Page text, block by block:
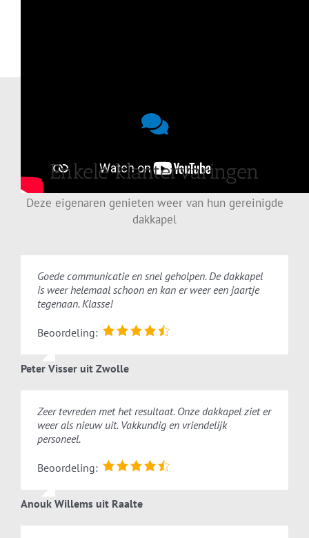
Enkele klantervaringen
Deze eigenaren genieten weer van hun gereinigde
dakkapel
Goede communicatie en snel geholpen. De dakkapel
is weer helemaal schoon en kan er weer een jaartje
tegenaan. Klasse!
Beoordeling:
Peter Visser uit Zwolle
Zeer tevreden met het resultaat. Onze dakkapel ziet er
weer als nieuw uit. Vakkundig en vriendelijk
personeel.
Beoordeling:
Anouk Willems uit Raalte